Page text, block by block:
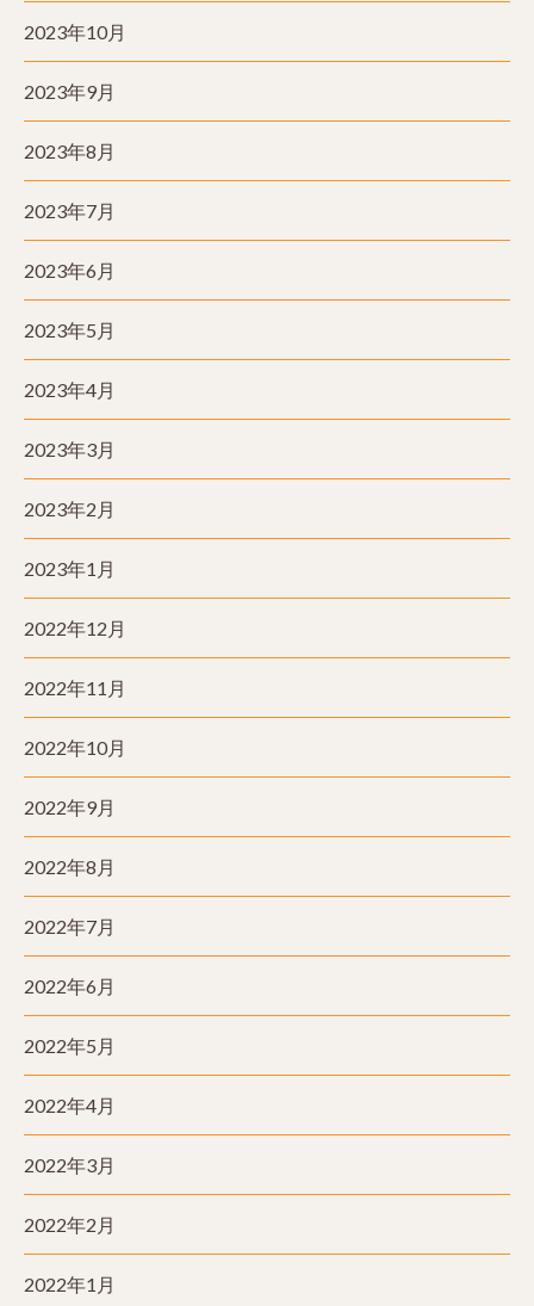
2023年10月
2023年9月
2023年8月
2023年7月
2023年6月
2023年5月
2023年4月
2023年3月
2023年2月
2023年1月
2022年12月
2022年11月
2022年10月
2022年9月
2022年8月
2022年7月
2022年6月
2022年5月
2022年4月
2022年3月
2022年2月
2022年1月